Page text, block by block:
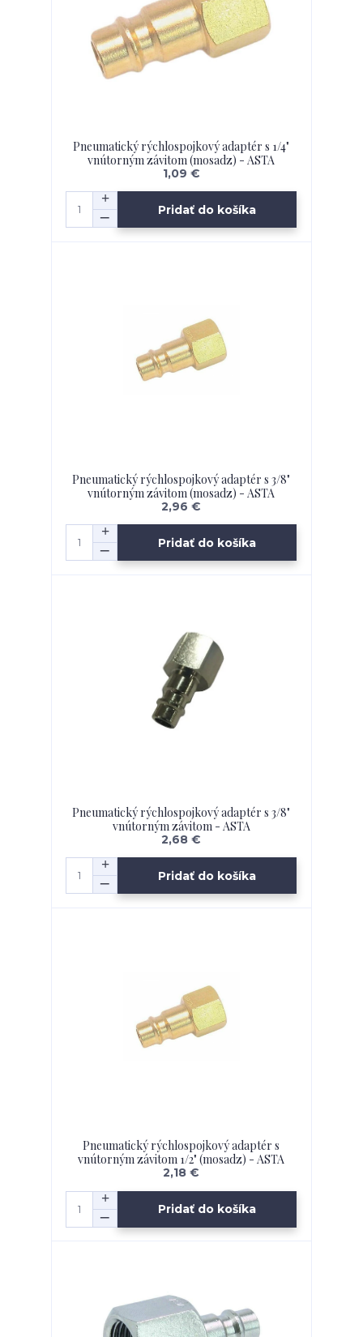
Pneumatický rýchlospojkový adaptér s 1/4"
vnútorným závitom (mosadz) - ASTA
1,09 €
Pridať do košíka
Pneumatický rýchlospojkový adaptér s 3/8"
vnútorným závitom (mosadz) - ASTA
2,96 €
Pridať do košíka
Pneumatický rýchlospojkový adaptér s 3/8"
vnútorným závitom - ASTA
2,68 €
Pridať do košíka
Pneumatický rýchlospojkový adaptér s
vnútorným závitom 1/2" (mosadz) - ASTA
2,18 €
Pridať do košíka